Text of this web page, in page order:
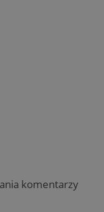
komentarzy